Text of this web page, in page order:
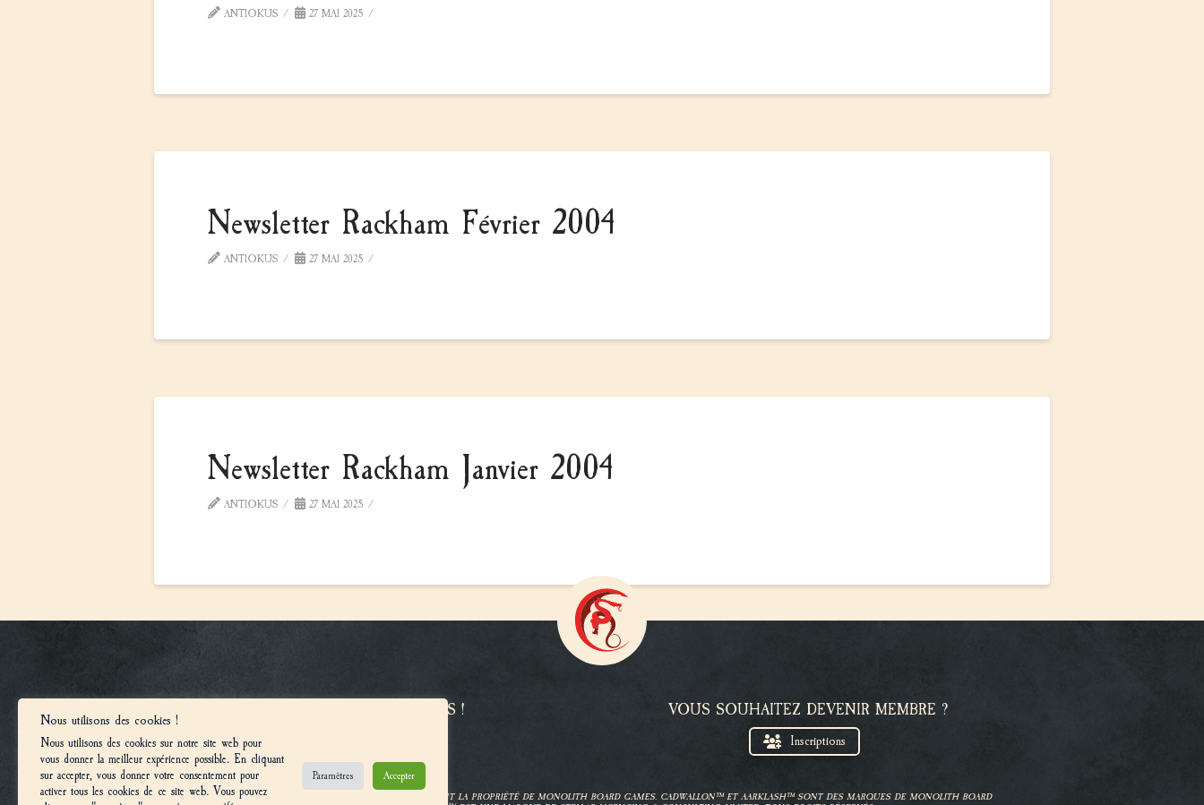
ANTIOKUS 27 MAI 2025
Newsletter Rackham Février 2004
ANTIOKUS 27 MAI 2025
Newsletter Rackham Janvier 2004
ANTIOKUS 27 MAI 2025
REJOIGNEZ-NOUS ! VOUS SOUHAITEZ DEVENIR MEMBRE ?
Inscriptions
© 2025, LES UNIVERS CONFRONTATION ET AT-43 SONT LA PROPRIÉTÉ DE MONOLITH BOARD GAMES. CADWALLON™ ET AARKLASH™ SONT DES MARQUES DE MONOLITH BOARD
Nous utilisons des cookies !
Nous utilisons des cookies sur notre site web pour
vous donner la meilleur expérience possible. En cliquant
sur accepter, vous donner votre consentement pour
activer tous les cookies de ce site web. Vous pouvez
Paramètres Accepter